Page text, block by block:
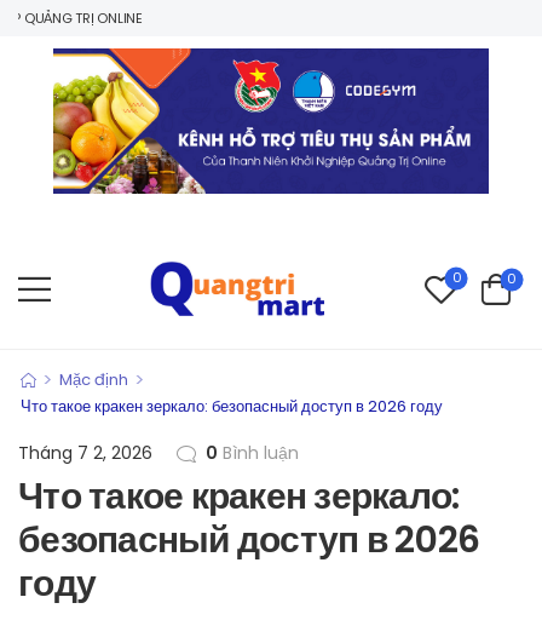
TRỊ ONLINE
0 0
> Mặc định >
Что такое кракен зеркало: безопасный доступ в 2026 году
Tháng 7 2, 2026 0 Bình luận
Что такое кракен зеркало:
безопасный доступ в 2026
году